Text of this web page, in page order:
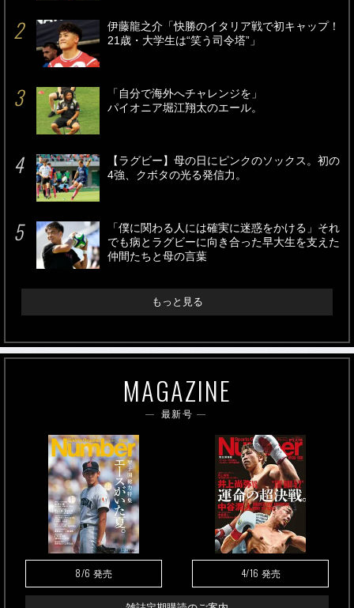
伊藤龍之介「快勝のイタリア戦で初キャップ！
21歳・大学生は“笑う司令塔”」
「自分で海外へチャレンジを」
パイオニア堀江翔太のエール。
【ラグビー】母の日にピンクのソックス。初の
4強、クボタの光る発信力。
「僕に関わる人には確実に迷惑をかける」それ
でも病とラグビーに向き合った早大生を支えた
仲間たちと母の言葉
もっと見る
MAGAZINE
最新号
8/6 発売 4/16 発売